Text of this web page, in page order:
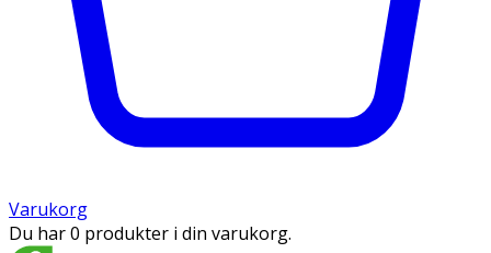
Varukorg
Du har 0 produkter i din varukorg.